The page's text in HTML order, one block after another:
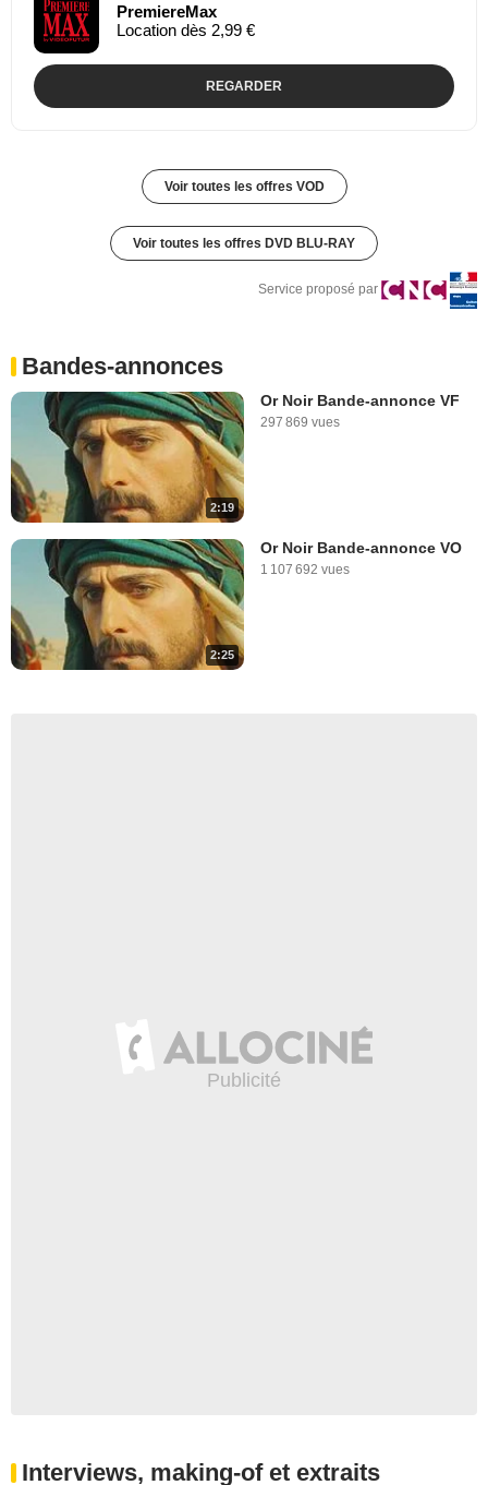
PremiereMax
Location dès 2,99 €
REGARDER
Voir toutes les offres VOD
Voir toutes les offres DVD BLU-RAY
Service proposé par
Bandes-annonces
2:19
Or Noir Bande-annonce VF
297 869 vues
2:25
Or Noir Bande-annonce VO
1 107 692 vues
Interviews, making-of et extraits